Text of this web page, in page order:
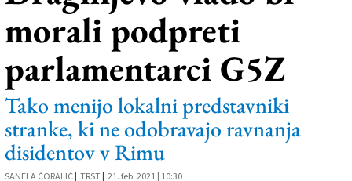
Šport
Še
Vreme
V Kioskih
morali podpreti
parlamentarci G5Z
Tako menijo lokalni predstavniki
stranke, ki ne odobravajo ravnanja
disidentov v Rimu
SANELA ČORALIČ | TRST | 21. feb. 2021 | 10:30